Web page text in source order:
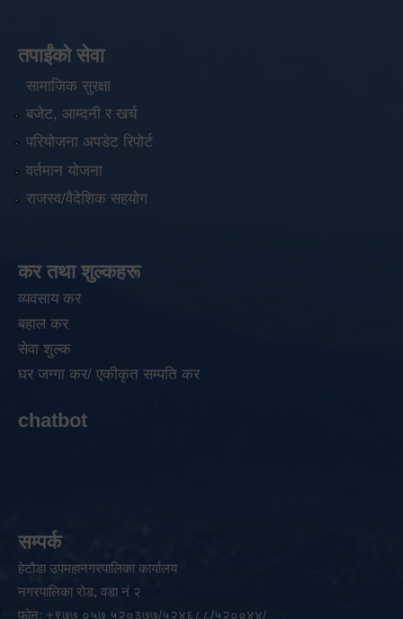
तपाईंको सेवा
सामाजिक सुरक्षा
बजेट, आम्दनी र खर्च
परियोजना अपडेट रिपोर्ट
वर्तमान योजना
राजस्व/वैदेशिक सहयोग
कर तथा शुल्कहरू
व्यवसाय कर
बहाल कर
सेवा शुल्क
घर जग्गा कर/ एकीकृत सम्पति कर
chatbot
सम्पर्क
हेटौडा उपमहानगरपालिका कार्यालय
नगरपालिका रोड, वडा नं २
फोन: +९७७ ०५७ ५२०३७७/५२४६८८/५२००४४/